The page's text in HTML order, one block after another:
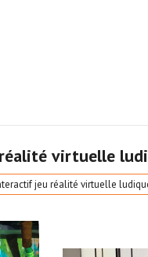
virtuelle
jeu réalité virtuelle